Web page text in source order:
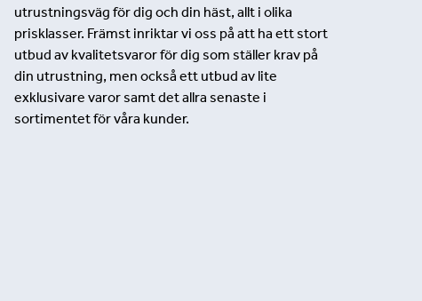
utrustningsväg för dig och din häst, allt i olika
prisklasser. Främst inriktar vi oss på att ha ett stort
utbud av kvalitetsvaror för dig som ställer krav på
din utrustning, men också ett utbud av lite
exklusivare varor samt det allra senaste i
sortimentet för våra kunder.